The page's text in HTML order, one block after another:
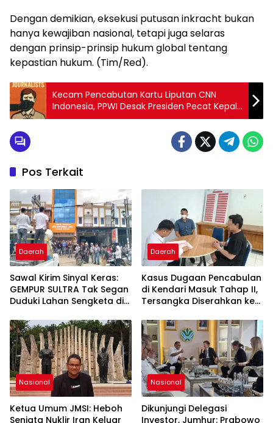
Dengan demikian, eksekusi putusan inkracht bukan
hanya kewajiban nasional, tetapi juga selaras
dengan prinsip-prinsip hukum global tentang
kepastian hukum. (Tim/Red).
Kecam Pencabutan Kartu Liputan CNN
Indonesia, PPWI Desak Presiden Pecat Kepala
BPMI
Pos Terkait
Daerah
Sawal Kirim Sinyal Keras:
GEMPUR SULTRA Tak Segan
Duduki Lahan Sengketa di
Daerah
Kasus Dugaan Pencabulan
di Kendari Masuk Tahap II,
Tersangka Diserahkan ke
Nasional
Ketua Umum JMSI: Heboh
Senjata Nuklir Iran Keluar
Nasional
Dikunjungi Delegasi
Investor, Jumhur: Prabowo